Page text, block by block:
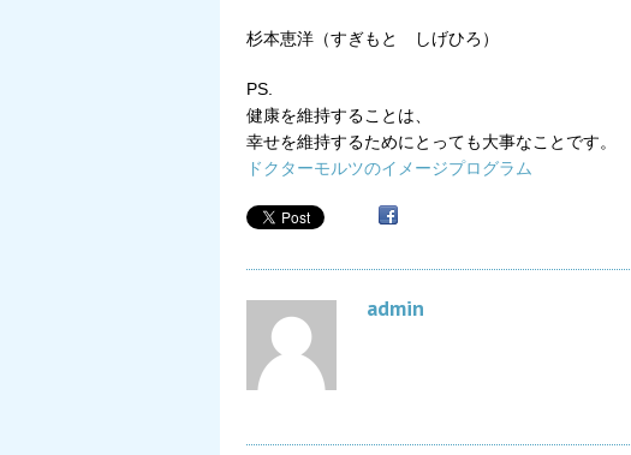
杉本恵洋（すぎもと しげひろ）
PS.
健康を維持することは、
幸せを維持するためにとっても大事なことです。
ドクターモルツのイメージプログラム
admin